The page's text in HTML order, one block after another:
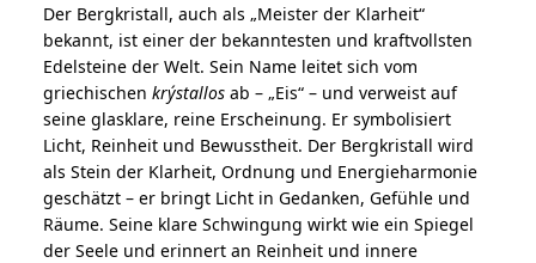
Der Bergkristall, auch als „Meister der Klarheit“
bekannt, ist einer der bekanntesten und kraftvollsten
Edelsteine der Welt. Sein Name leitet sich vom
griechischen krýstallos ab – „Eis“ – und verweist auf
seine glasklare, reine Erscheinung. Er symbolisiert
Licht, Reinheit und Bewusstheit. Der Bergkristall wird
als Stein der Klarheit, Ordnung und Energieharmonie
geschätzt – er bringt Licht in Gedanken, Gefühle und
Räume. Seine klare Schwingung wirkt wie ein Spiegel
der Seele und erinnert an Reinheit und innere